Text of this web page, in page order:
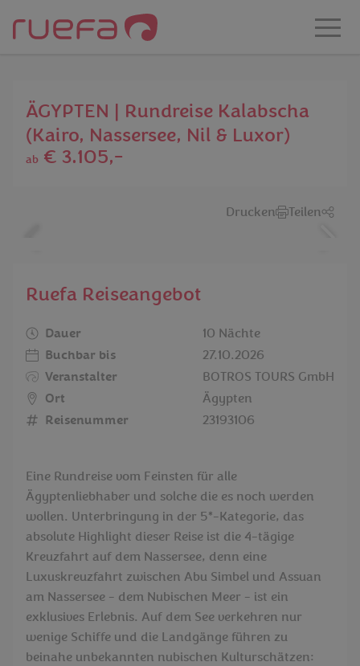
Zum Hauptinhalt springen
ÄGYPTEN | Rundreise Kalabscha
(Kairo, Nassersee, Nil & Luxor)
ab € 3.105,-
Drucken Teilen
Eine Rundreise vom Feinsten für alle
Ägyptenliebhaber und solche die es noch werden
wollen. Unterbringung in der 5*-Kategorie, das
absolute Highlight dieser Reise ist die 4-tägige
Kreuzfahrt auf dem Nassersee, denn eine
Luxuskreuzfahrt zwischen Abu Simbel und Assuan
am Nassersee - dem Nubischen Meer - ist ein
exklusives Erlebnis. Auf dem See verkehren nur
wenige Schiffe und die Landgänge führen zu
beinahe unbekannten nubischen Kulturschätzen:
Ruefa Reiseangebot
Dauer 10 Nächte
Buchbar bis 27.10.2026
Veranstalter BOTROS TOURS GmbH
Ort Ägypten
Reisenummer 23193106